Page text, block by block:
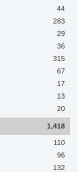
44
283
29
36
315
67
17
13
20
1,418
110
96
132